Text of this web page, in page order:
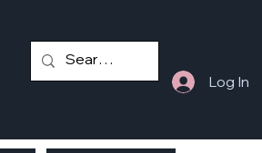
Log In